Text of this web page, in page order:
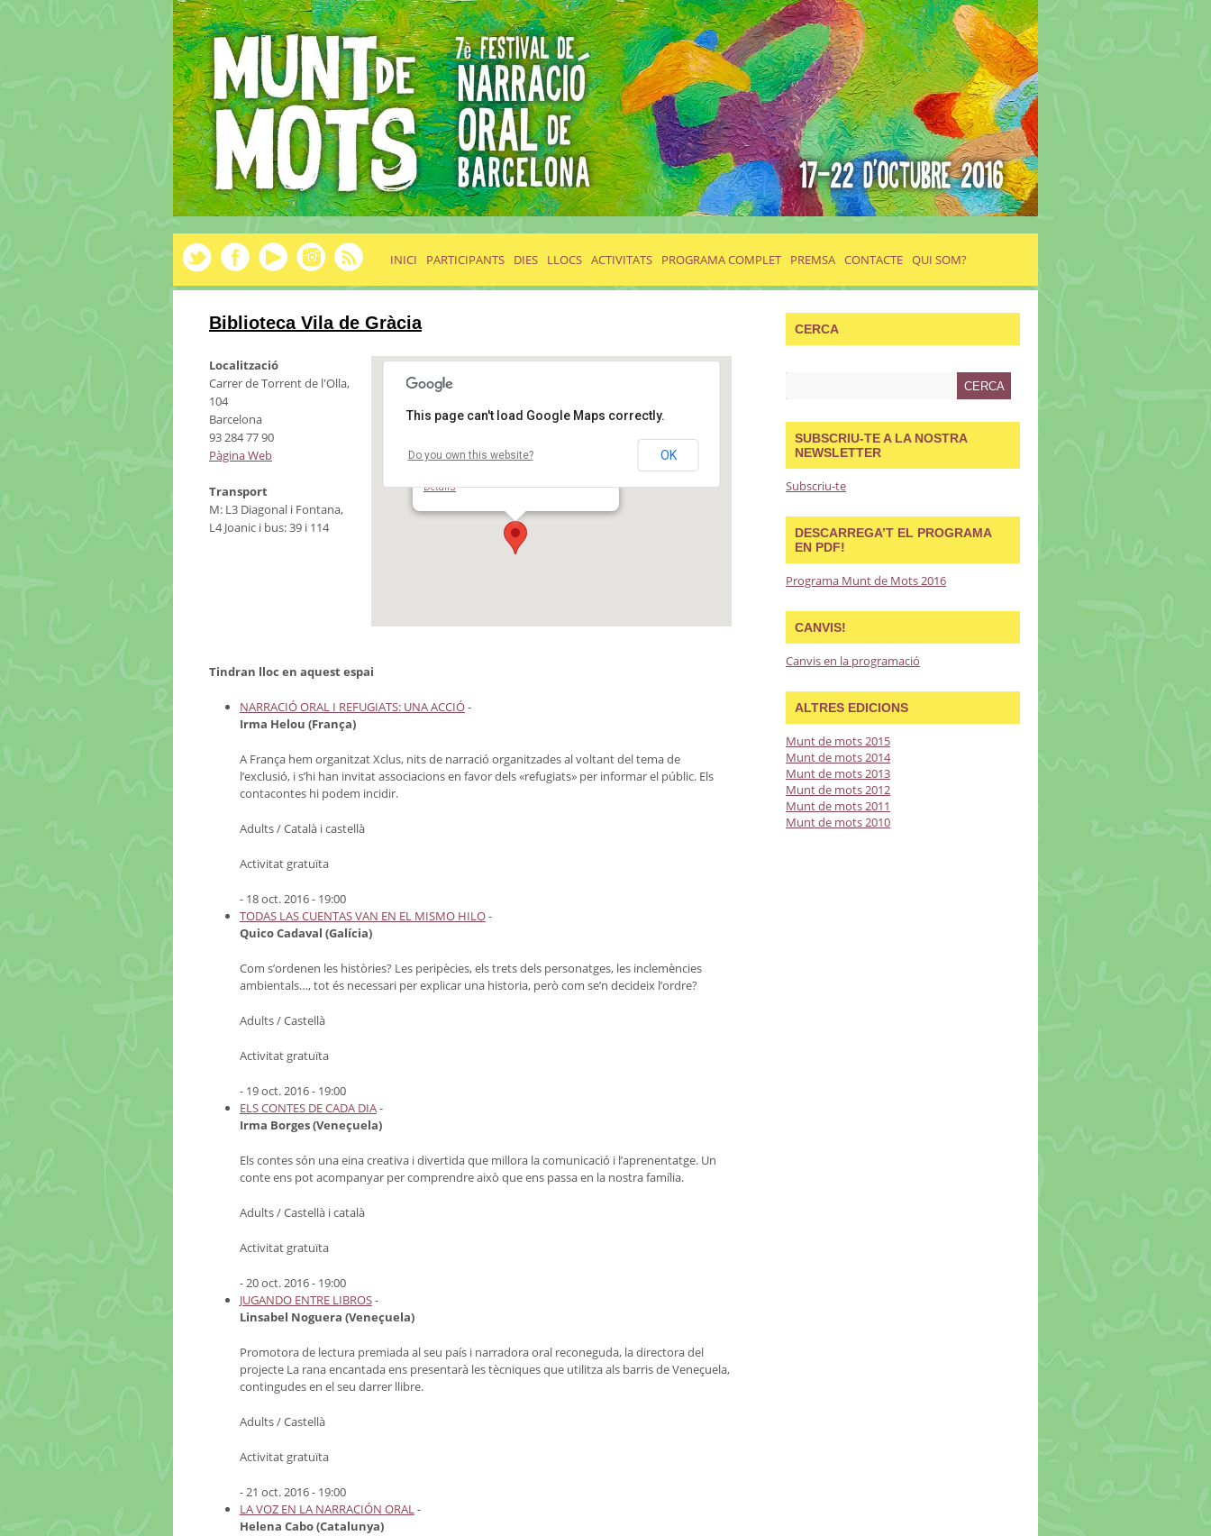
INICI PARTICIPANTS DIES LLOCS ACTIVITATS PROGRAMA COMPLET PREMSA CONTACTE QUI SOM?
Biblioteca Vila de Gràcia
Biblioteca Vila de Gràcia
Details
This page can't load Google Maps correctly.
Do you own this website? OK
Localització
Carrer de Torrent de l'Olla,
104
Barcelona
93 284 77 90
Pàgina Web
Transport
M: L3 Diagonal i Fontana,
L4 Joanic i bus: 39 i 114
Tindran lloc en aquest espai
NARRACIÓ ORAL I REFUGIATS: UNA ACCIÓ-
Irma Helou (França)
A França hem organitzat Xclus, nits de narració organitzades al voltant del tema de
l’exclusió, i s’hi han invitat associacions en favor dels «refugiats» per informar el públic. Els
contacontes hi podem incidir.
Adults / Català i castellà
Activitat gratuïta
- 18 oct. 2016 - 19:00
TODAS LAS CUENTAS VAN EN EL MISMO HILO-
Quico Cadaval (Galícia)
Com s’ordenen les històries? Les peripècies, els trets dels personatges, les inclemències
ambientals…, tot és necessari per explicar una historia, però com se’n decideix l’ordre?
Adults / Castellà
Activitat gratuïta
- 19 oct. 2016 - 19:00
ELS CONTES DE CADA DIA-
Irma Borges (Veneçuela)
Els contes són una eina creativa i divertida que millora la comunicació i l’aprenentatge. Un
conte ens pot acompanyar per comprendre això que ens passa en la nostra família.
Adults / Castellà i català
Activitat gratuïta
- 20 oct. 2016 - 19:00
JUGANDO ENTRE LIBROS-
Linsabel Noguera (Veneçuela)
Promotora de lectura premiada al seu país i narradora oral reconeguda, la directora del
projecte La rana encantada ens presentarà les tècniques que utilitza als barris de Veneçuela,
contingudes en el seu darrer llibre.
Adults / Castellà
Activitat gratuïta
- 21 oct. 2016 - 19:00
LA VOZ EN LA NARRACIÓN ORAL-
Helena Cabo (Catalunya)
CERCA
SUBSCRIU-TE A LA NOSTRA
NEWSLETTER
Subscriu-te
DESCARREGA’T EL PROGRAMA
EN PDF!
Programa Munt de Mots 2016
CANVIS!
Canvis en la programació
ALTRES EDICIONS
Munt de mots 2015
Munt de mots 2014
Munt de mots 2013
Munt de mots 2012
Munt de mots 2011
Munt de mots 2010